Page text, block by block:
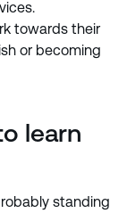
towards their
or becoming
learn
standing